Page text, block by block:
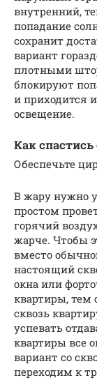
внутренний,
попадание
сохранит
вариант
плотными
блокируют
и приходится
освещение.
Как
Обеспечьте
В жару нужно
простом
горячий
жарче. Чтобы
вместо
настоящий
окна или
квартиры, тем
сквозь
успевать
квартиры все
вариант со
переходим к